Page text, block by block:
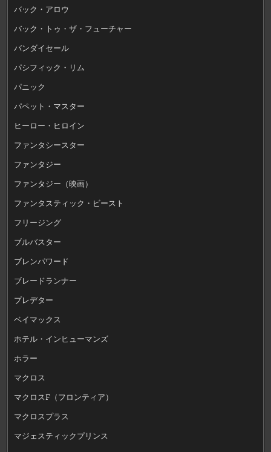
バック・アロウ
バック・トゥ・ザ・フューチャー
バンダイセール
パシフィック・リム
パニック
パペット・マスター
ヒーロー・ヒロイン
ファンタシースター
ファンタジー
ファンタジー（映画）
ファンタスティック・ビースト
フリージング
ブルバスター
ブレンパワード
ブレードランナー
プレデター
ベイマックス
ホテル・インヒューマンズ
ホラー
マクロス
マクロスF（フロンティア）
マクロスプラス
マジェスティックプリンス